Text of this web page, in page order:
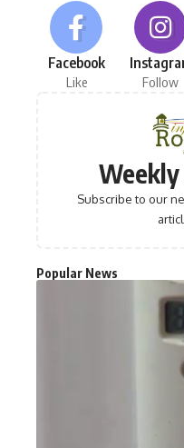
Facebook
Like Follow
Subscribe to our
Popular News